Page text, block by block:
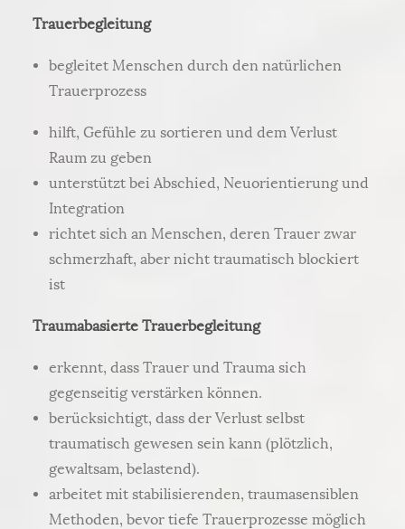
Trauerbegleitung
begleitet Menschen durch den natürlichen
Trauerprozess
hilft, Gefühle zu sortieren und dem Verlust
Raum zu geben
unterstützt bei Abschied, Neuorientierung und
Integration
richtet sich an Menschen, deren Trauer zwar
schmerzhaft, aber nicht traumatisch blockiert
ist
Traumabasierte Trauerbegleitung
erkennt, dass Trauer und Trauma sich
gegenseitig verstärken können.
berücksichtigt, dass der Verlust selbst
traumatisch gewesen sein kann (plötzlich,
gewaltsam, belastend).
arbeitet mit stabilisierenden, traumasensiblen
Methoden, bevor tiefe Trauerprozesse möglich